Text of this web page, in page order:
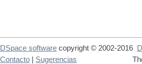
DSpace software copyright © 2002-2016
Contacto Sugerencias